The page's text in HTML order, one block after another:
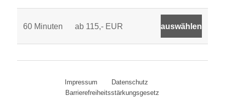
60 Minuten ab 115,- EUR
Impressum
Datenschutz
Barrierefreiheitsstärkungsgesetz